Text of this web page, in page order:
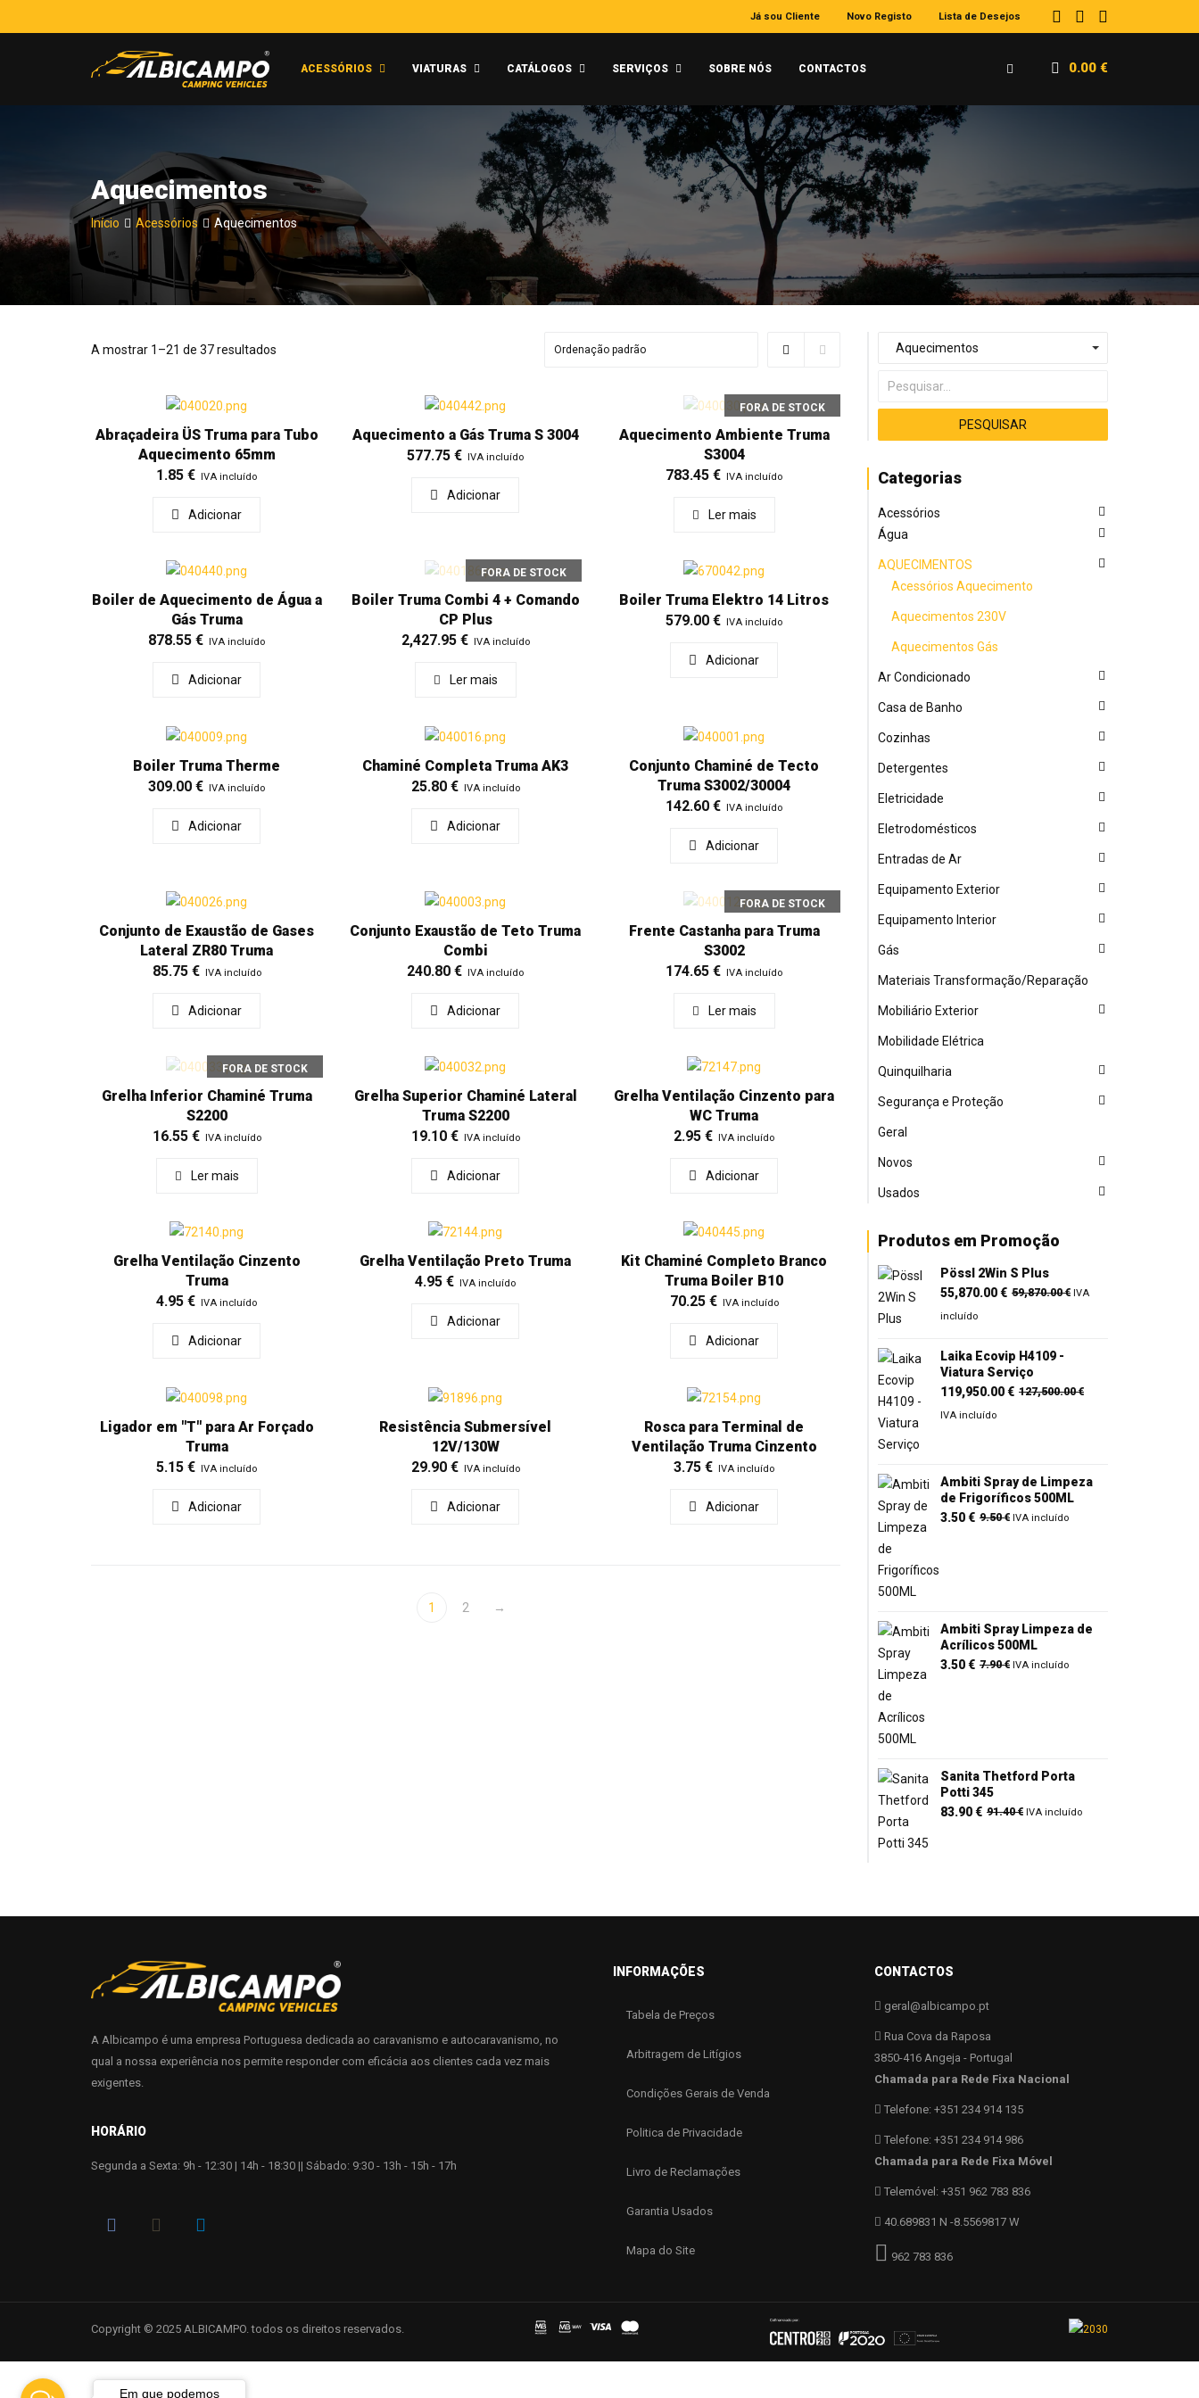
Já sou Cliente Novo Registo Lista de Desejos
ACESSÓRIOS VIATURAS CATÁLOGOS SERVIÇOS SOBRE NÓS CONTACTOS 0.00 €
Aquecimentos
Início Acessórios Aquecimentos
A mostrar 1–21 de 37 resultados
Abraçadeira ÜS Truma para Tubo
Aquecimento 65mm
1.85€ IVA incluído
Adicionar
Aquecimento a Gás Truma S 3004
577.75€ IVA incluído
Adicionar
FORA DE STOCK
Aquecimento Ambiente Truma
S3004
783.45€ IVA incluído
Ler mais
Boiler de Aquecimento de Água a
Gás Truma
878.55€ IVA incluído
Adicionar
FORA DE STOCK
Boiler Truma Combi 4 + Comando
CP Plus
2,427.95 € IVA incluído
Ler mais
Boiler Truma Elektro 14 Litros
579.00€ IVA incluído
Adicionar
Boiler Truma Therme
309.00€ IVA incluído
Adicionar
Chaminé Completa Truma AK3
25.80 € IVA incluído
Adicionar
Conjunto Chaminé de Tecto
Truma S3002/30004
142.60€ IVA incluído
Adicionar
Conjunto de Exaustão de Gases
Lateral ZR80 Truma
85.75 € IVA incluído
Adicionar
Conjunto Exaustão de Teto Truma
Combi
240.80€ IVA incluído
Adicionar
FORA DE STOCK
Frente Castanha para Truma
S3002
174.65€ IVA incluído
Ler mais
FORA DE STOCK
Grelha Inferior Chaminé Truma
S2200
16.55 € IVA incluído
Ler mais
Grelha Superior Chaminé Lateral
Truma S2200
19.10 € IVA incluído
Adicionar
Grelha Ventilação Cinzento para
WC Truma
2.95€ IVA incluído
Adicionar
Grelha Ventilação Cinzento
Truma
4.95€ IVA incluído
Adicionar
Grelha Ventilação Preto Truma
4.95€ IVA incluído
Adicionar
Kit Chaminé Completo Branco
Truma Boiler B10
70.25 € IVA incluído
Adicionar
Ligador em "T" para Ar Forçado
Truma
5.15€ IVA incluído
Adicionar
Resistência Submersível
12V/130W
29.90 € IVA incluído
Adicionar
Rosca para Terminal de
Ventilação Truma Cinzento
3.75€ IVA incluído
Adicionar
1 2 →
Categorias
Acessórios
Água
AQUECIMENTOS
Acessórios Aquecimento
Aquecimentos 230V
Aquecimentos Gás
Ar Condicionado
Casa de Banho
Cozinhas
Detergentes
Eletricidade
Eletrodomésticos
Entradas de Ar
Equipamento Exterior
Equipamento Interior
Gás
Materiais Transformação/Reparação
Mobiliário Exterior
Mobilidade Elétrica
Quinquilharia
Segurança e Proteção
Geral
Novos
Usados
Produtos em Promoção
Pössl 2Win S Plus
59,870.00€ O
55,870.00€
O
IVA
incluído
Laika Ecovip H4109 -
Viatura Serviço
127,500.00€O
119,950.00€
O
IVA incluído
Ambiti Spray de Limpeza
de Frigoríficos 500ML
9.50€ O
3.50€
O
IVA incluído
Ambiti Spray Limpeza de
Acrílicos 500ML
7.90€ O
3.50€
O
IVA incluído
Sanita Thetford Porta
Potti 345
91.40€ O
83.90€
O
IVA incluído
A Albicampo é uma empresa Portuguesa dedicada ao caravanismo e autocaravanismo, no
qual a nossa experiência nos permite responder com eficácia aos clientes cada vez mais
exigentes.
HORÁRIO
Segunda a Sexta: 9h - 12:30 | 14h - 18:30 || Sábado: 9:30 - 13h - 15h - 17h
INFORMAÇÕES
Tabela de Preços
Arbitragem de Litígios
Condições Gerais de Venda
Politica de Privacidade
Livro de Reclamações
Garantia Usados
Mapa do Site
CONTACTOS
geral@albicampo.pt
Rua Cova da Raposa
3850-416 Angeja - Portugal
Chamada para Rede Fixa Nacional
Telefone: +351 234 914 135
Telefone: +351 234 914 986
Chamada para Rede Fixa Móvel
Telemóvel: +351 962 783 836
40.689831 N -8.5569817 W
962 783 836
Copyright © 2025 ALBICAMPO. todos os direitos reservados.
Em que podemos